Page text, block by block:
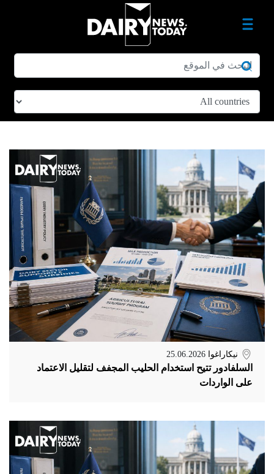
نيكاراغوا 25.06.2026
السلفادور تتيح استخدام الحليب المجفف لتقليل الاعتماد
على الواردات